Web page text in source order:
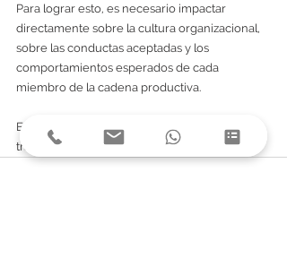
Para lograr esto, es necesario impactar
directamente sobre la cultura organizacional,
sobre las conductas aceptadas y los
comportamientos esperados de cada
miembro de la cadena productiva.
En futuros artículos haremos alusión a como
transformar la cultura de una organización.